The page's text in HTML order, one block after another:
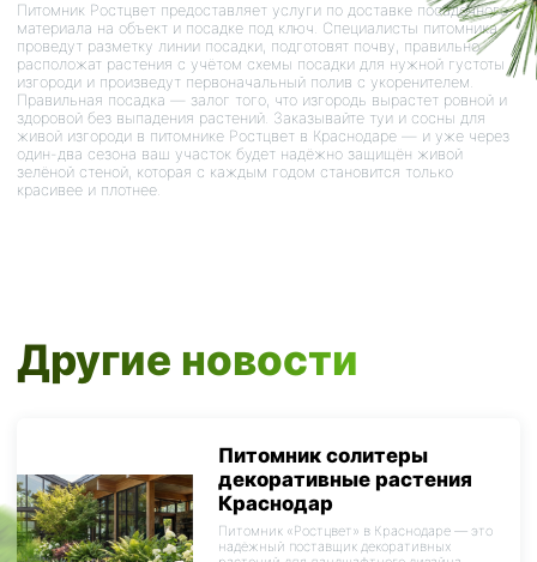
Питомник Ростцвет предоставляет услуги по доставке посадочного
материала на объект и посадке под ключ. Специалисты питомника
проведут разметку линии посадки, подготовят почву, правильно
расположат растения с учётом схемы посадки для нужной густоты
изгороди и произведут первоначальный полив с укоренителем.
Правильная посадка — залог того, что изгородь вырастет ровной и
здоровой без выпадения растений. Заказывайте туи и сосны для
живой изгороди в питомнике Ростцвет в Краснодаре — и уже через
один-два сезона ваш участок будет надёжно защищён живой
зелёной стеной, которая с каждым годом становится только
красивее и плотнее.
Другие новости
Питомник солитеры
декоративные растения
Краснодар
Питомник «Ростцвет» в Краснодаре — это
надёжный поставщик декоративных